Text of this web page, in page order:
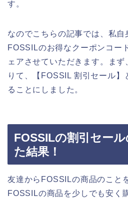
す。
なのでこちらの記事では、私
FOSSILのお得なクーポンコー
ェアさせていただきます。ま
りて、【FOSSIL 割引セール】
ることにしました。
FOSSILの割引セー
た結果！
友達からFOSSILの商品のこと
FOSSILの商品を少しでも安く